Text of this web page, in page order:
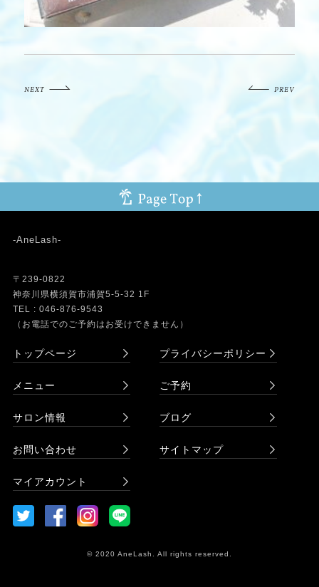
NEXT PREV
-AneLash-
〒239-0822
神奈川県横須賀市浦賀5-5-32 1F
TEL : 046-876-9543
（お電話でのご予約はお受けできません）
トップページ プライバシーポリシー
メニュー ご予約
サロン情報 ブログ
お問い合わせ サイトマップ
マイアカウント
© 2020 AneLash. All rights reserved.